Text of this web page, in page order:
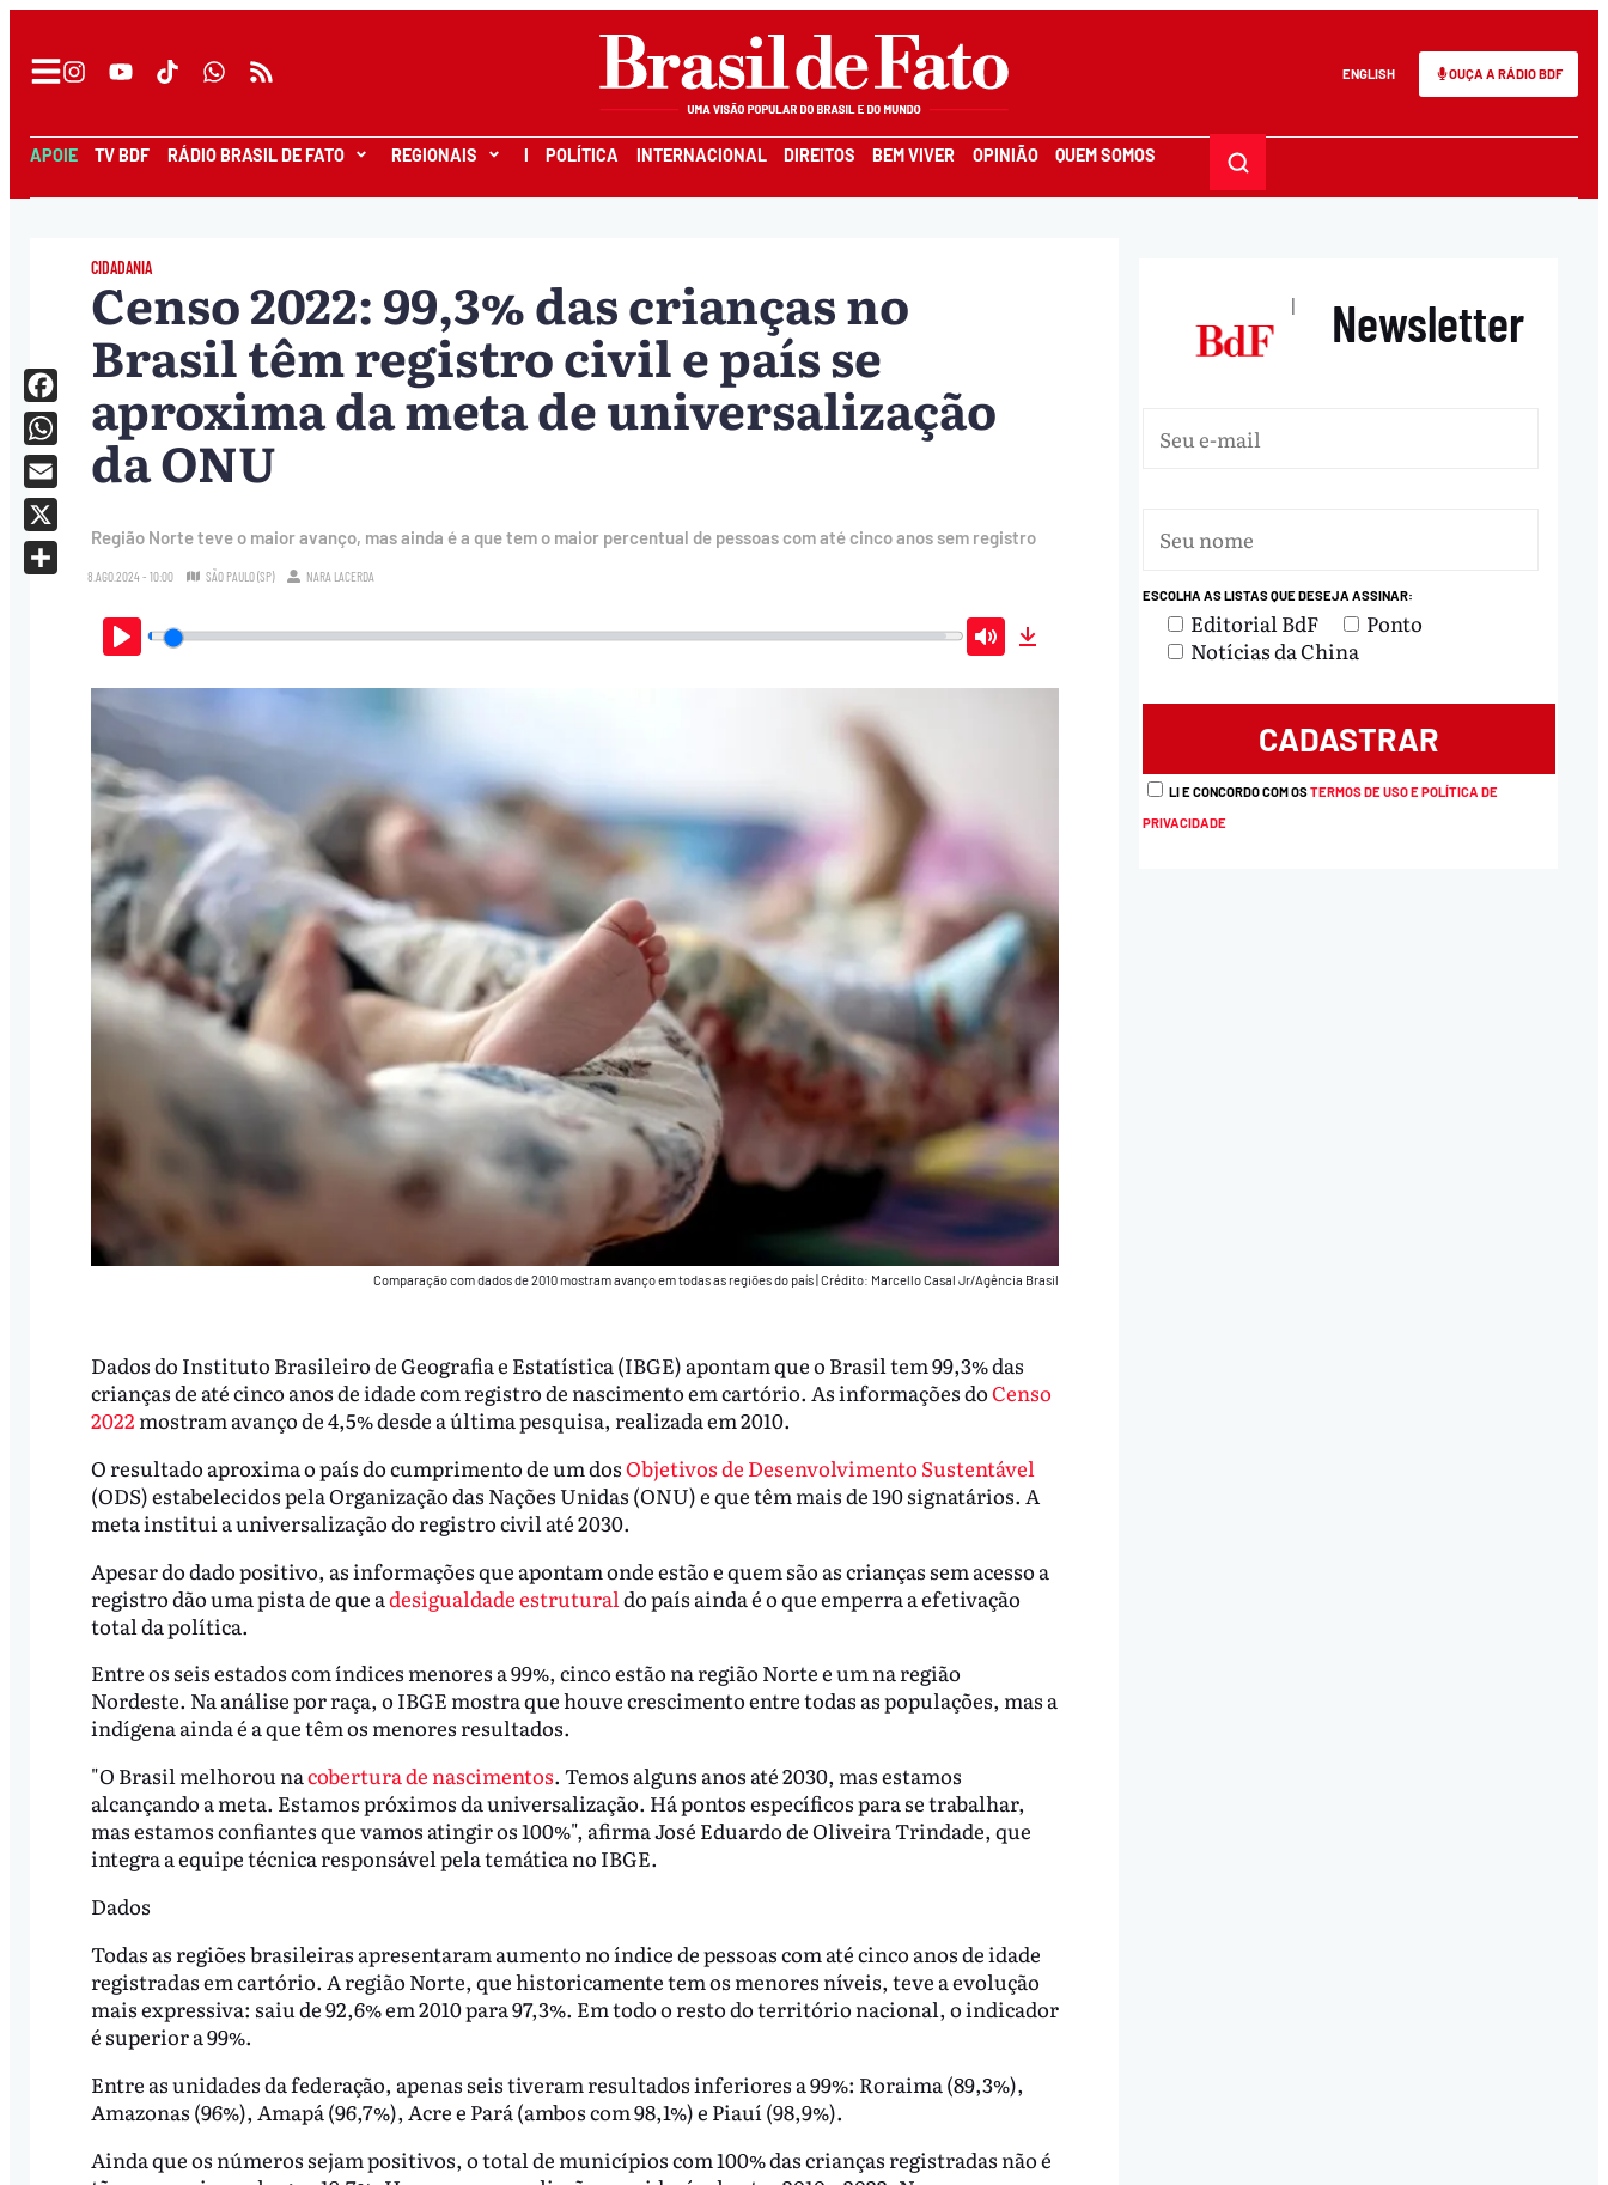
ENGLISH OUÇA A RÁDIO BDF
APOIE TV BDF RÁDIO BRASIL DE FATO REGIONAIS I POLÍTICA INTERNACIONAL DIREITOS BEM VIVER OPINIÃO QUEM SOMOS
CIDADANIA
Censo 2022: 99,3% das crianças no
Brasil têm registro civil e país se
aproxima da meta de universalização
da ONU
Região Norte teve o maior avanço, mas ainda é a que tem o maior percentual de pessoas com até cinco anos sem registro
8.AGO.2024 - 10:00 SÃO PAULO (SP) NARA LACERDA
Play Mute
Comparação com dados de 2010 mostram avanço em todas as regiões do país Crédito: Marcello Casal Jr/Agência Brasil
Dados do Instituto Brasileiro de Geografia e Estatística (IBGE) apontam que o Brasil tem 99,3% das
crianças de até cinco anos de idade com registro de nascimento em cartório. As informações doCenso
2022 mostram avanço de 4,5% desde a última pesquisa, realizada em 2010.
O resultado aproxima o país do cumprimento de um dosObjetivos de Desenvolvimento Sustentável
(ODS) estabelecidos pela Organização das Nações Unidas (ONU) e que têm mais de 190 signatários. A
meta institui a universalização do registro civil até 2030.
Apesar do dado positivo, as informações que apontam onde estão e quem são as crianças sem acesso a
registro dão uma pista de que adesigualdade estrutural do país ainda é o que emperra a efetivação
total da política.
Entre os seis estados com índices menores a 99%, cinco estão na região Norte e um na região
Nordeste. Na análise por raça, o IBGE mostra que houve crescimento entre todas as populações, mas a
indígena ainda é a que têm os menores resultados.
"O Brasil melhorou nacobertura de nascimentos. Temos alguns anos até 2030, mas estamos
alcançando a meta. Estamos próximos da universalização. Há pontos específicos para se trabalhar,
mas estamos confiantes que vamos atingir os 100%", afirma José Eduardo de Oliveira Trindade, que
integra a equipe técnica responsável pela temática no IBGE.
Dados
Todas as regiões brasileiras apresentaram aumento no índice de pessoas com até cinco anos de idade
registradas em cartório. A região Norte, que historicamente tem os menores níveis, teve a evolução
mais expressiva: saiu de 92,6% em 2010 para 97,3%. Em todo o resto do território nacional, o indicador
é superior a 99%.
Entre as unidades da federação, apenas seis tiveram resultados inferiores a 99%: Roraima (89,3%),
Amazonas (96%), Amapá (96,7%), Acre e Pará (ambos com 98,1%) e Piauí (98,9%).
Ainda que os números sejam positivos, o total de municípios com 100% das crianças registradas não é
Facebook
WhatsApp
Email
X
| Newsletter
ESCOLHA AS LISTAS QUE DESEJA ASSINAR:
Editorial BdF
Ponto
Notícias da China
LI E CONCORDO COM OSTERMOS DE USO E POLÍTICA DE
PRIVACIDADE